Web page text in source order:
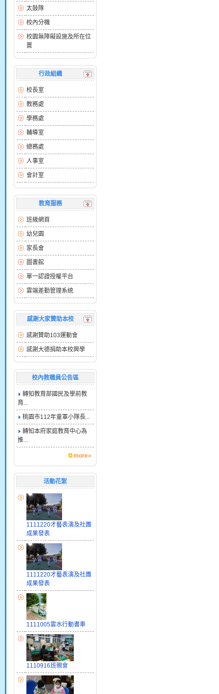
太鼓隊
校內分機
校園無障礙設施及所在位
置
行政組織
校長室
教務處
學務處
輔導室
總務處
人事室
會計室
教育服務
班級網頁
幼兒園
家長會
圖書館
單一認證授權平台
雲端差勤管理系統
感謝大家贊助本校
感謝贊助103運動會
感謝大德捐助本校興學
校內教職員公告區
轉知教育部國民及學前教
育...
桃園市112年童軍小隊長...
轉知本府家庭教育中心為
推...
more»
活動花絮
1111220才藝表演及社團
成果發表
1111220才藝表演及社團
成果發表
1111005雲水行動書車
1110916班親會